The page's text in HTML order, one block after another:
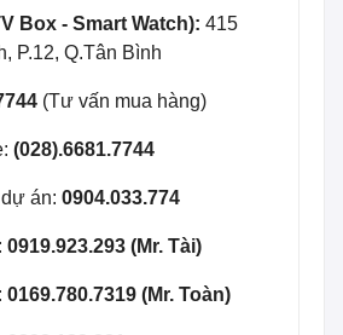
Box - Smart Watch): 415
P.12, Q.Tân Bình
(Tư vấn mua hàng)
(028).6681.7744
án: 0904.033.774
0919.923.293 (Mr. Tài)
0169.780.7319 (Mr. Toàn)